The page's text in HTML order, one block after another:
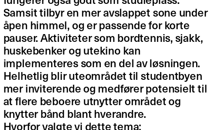
Samsit tilbyr en mer avslappet sone under
åpen himmel, og er passende for korte
pauser. Aktiviteter som bordtennis, sjakk,
huskebenker og utekino kan
implementeres som en del av løsningen.
Helhetlig blir uteområdet til studentbyen
mer inviterende og medfører potensielt til
at flere beboere utnytter området og
knytter bånd blant hverandre.
Hvorfor valgte vi dette tema: